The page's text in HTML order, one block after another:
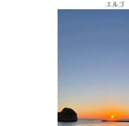
エルゴ